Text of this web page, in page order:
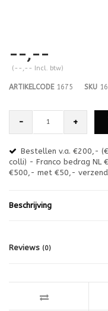
--,--
(--,-- Incl. btw)
ARTIKELCODE1675 SKU
- +
Bestellen v.a. €200,-
colli) - Franco bedrag NL
€500,- met €50,-
Beschrijving
Reviews (0)